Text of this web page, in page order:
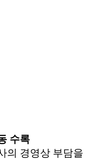
수록
의 경영상 부담을